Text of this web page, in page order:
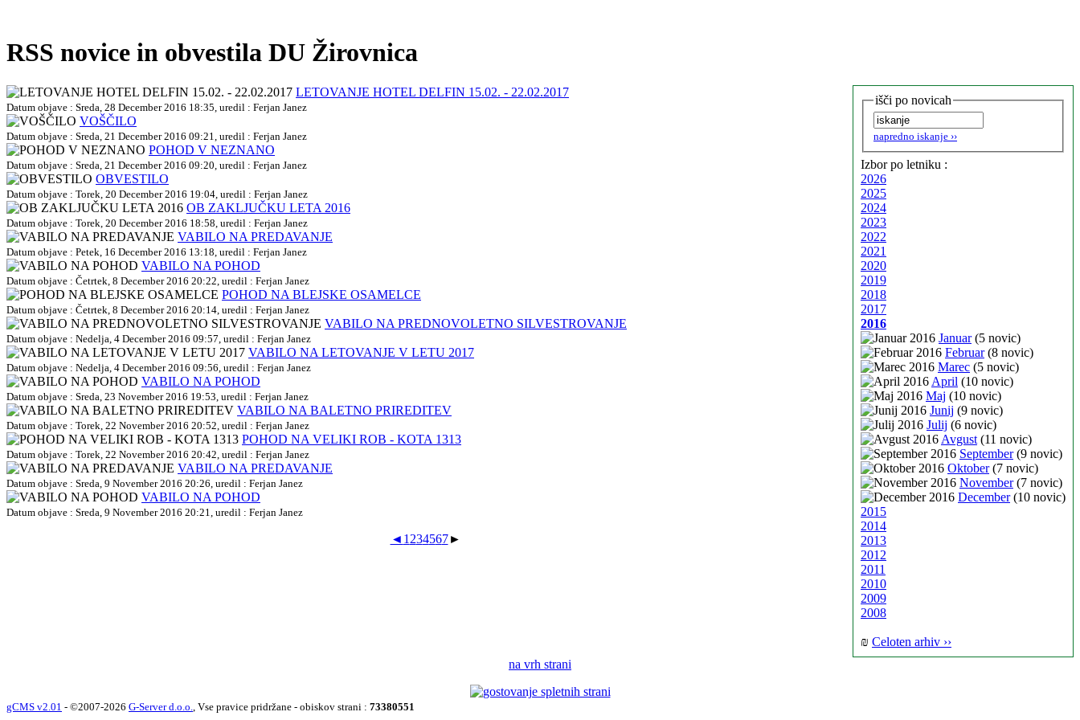
RSS novice in obvestila DU Žirovnica
išči po novicah
napredno iskanje ››
Izbor po letniku :
2026
2025
2024
2023
2022
2021
2020
2019
2018
2017
2016
Januar(5 novic)
Februar(8 novic)
Marec (5 novic)
April (10 novic)
Maj (10 novic)
Junij (9 novic)
Julij (6 novic)
Avgust(11 novic)
September(9 novic)
Oktober(7 novic)
November(7 novic)
December(10 novic)
2015
2014
2013
2012
2011
2010
2009
2008
₪ Celoten arhiv ››
LETOVANJE HOTEL DELFIN 15.02. - 22.02.2017
Datum objave : Sreda, 28 December 2016 18:35, uredil : Ferjan Janez
VOŠČILO
Datum objave : Sreda, 21 December 2016 09:21, uredil : Ferjan Janez
POHOD V NEZNANO
Datum objave : Sreda, 21 December 2016 09:20, uredil : Ferjan Janez
OBVESTILO
Datum objave : Torek, 20 December 2016 19:04, uredil : Ferjan Janez
OB ZAKLJUČKU LETA 2016
Datum objave : Torek, 20 December 2016 18:58, uredil : Ferjan Janez
VABILO NA PREDAVANJE
Datum objave : Petek, 16 December 2016 13:18, uredil : Ferjan Janez
VABILO NA POHOD
Datum objave : Četrtek, 8 December 2016 20:22, uredil : Ferjan Janez
POHOD NA BLEJSKE OSAMELCE
Datum objave : Četrtek, 8 December 2016 20:14, uredil : Ferjan Janez
VABILO NA PREDNOVOLETNO SILVESTROVANJE
Datum objave : Nedelja, 4 December 2016 09:57, uredil : Ferjan Janez
VABILO NA LETOVANJE V LETU 2017
Datum objave : Nedelja, 4 December 2016 09:56, uredil : Ferjan Janez
VABILO NA POHOD
Datum objave : Sreda, 23 November 2016 19:53, uredil : Ferjan Janez
VABILO NA BALETNO PRIREDITEV
Datum objave : Torek, 22 November 2016 20:52, uredil : Ferjan Janez
POHOD NA VELIKI ROB - KOTA 1313
Datum objave : Torek, 22 November 2016 20:42, uredil : Ferjan Janez
VABILO NA PREDAVANJE
Datum objave : Sreda, 9 November 2016 20:26, uredil : Ferjan Janez
VABILO NA POHOD
Datum objave : Sreda, 9 November 2016 20:21, uredil : Ferjan Janez
◄ 1 234567►
na vrh strani
gCMS v2.01 - ©2007-2026 G-Server d.o.o., Vse pravice pridržane - obiskov strani : 73380551